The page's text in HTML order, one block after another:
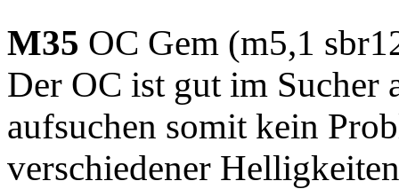
M35 OC Gem (m5,1
Der OC ist gut im Sucher
aufsuchen somit kein
verschiedener